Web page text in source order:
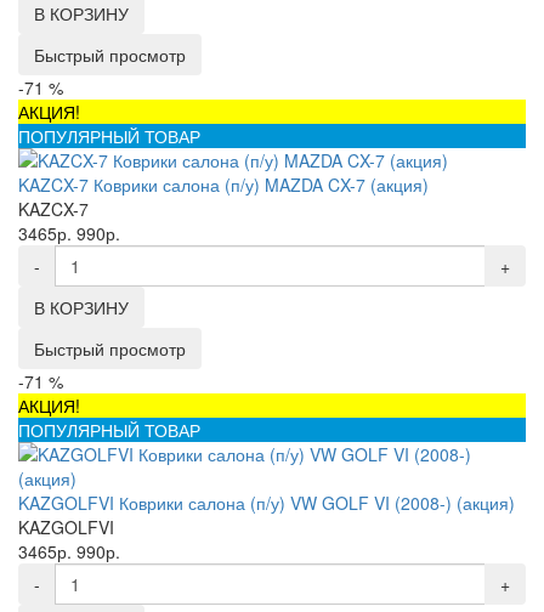
В КОРЗИНУ
Быстрый просмотр
-71 %
АКЦИЯ!
ПОПУЛЯРНЫЙ ТОВАР
KAZCX-7 Коврики салона (п/у) MAZDA CX-7 (акция)
KAZCX-7
3465р. 990р.
-
+
В КОРЗИНУ
Быстрый просмотр
-71 %
АКЦИЯ!
ПОПУЛЯРНЫЙ ТОВАР
KAZGOLFVI Коврики салона (п/у) VW GOLF VI (2008-) (акция)
KAZGOLFVI
3465р. 990р.
-
+